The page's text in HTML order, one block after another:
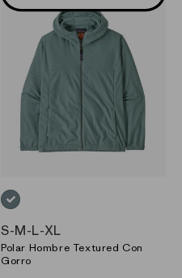
AZUL_(BLSG)
S-M-L-XL
Polar Hombre Textured Con
Gorro